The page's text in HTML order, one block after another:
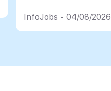
InfoJobs - 04/08/2026